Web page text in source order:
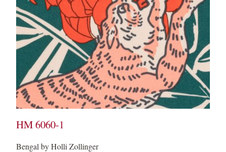
HM 6060-1
Bengal by Holli Zollinger